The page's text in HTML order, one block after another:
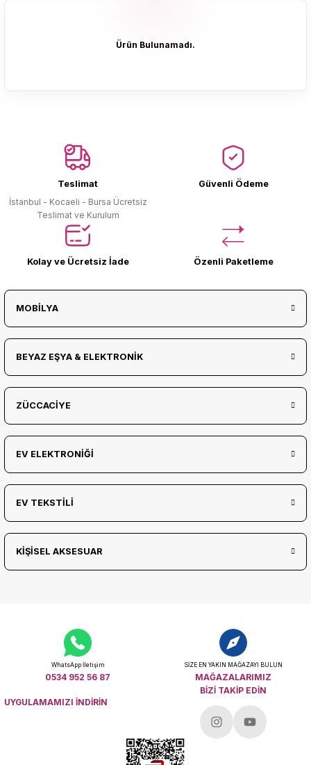
Ürün Bulunamadı.
Teslimat
İstanbul - Kocaeli - Bursa Ücretsiz
Teslimat ve Kurulum
Güvenli Ödeme
Kolay ve Ücretsiz İade Özenli Paketleme
MOBİLYA
BEYAZ EŞYA & ELEKTRONİK
ZÜCCACİYE
EV ELEKTRONİĞİ
EV TEKSTİLİ
KİŞİSEL AKSESUAR
WhatsApp İletişim
0534 952 56 87
SİZE EN YAKIN MAĞAZAYI BULUN
MAĞAZALARIMIZ
UYGULAMAMIZI İNDİRİN
BİZİ TAKİP EDİN